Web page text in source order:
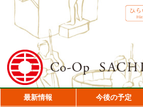
最新情報 今後の予定